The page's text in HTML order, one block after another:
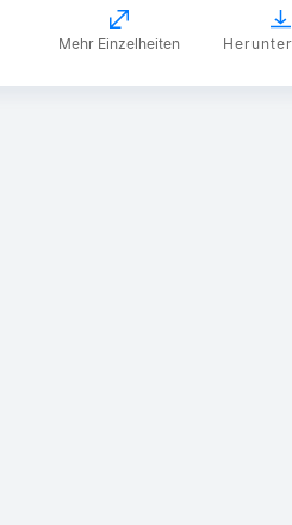
Mehr Einzelheiten